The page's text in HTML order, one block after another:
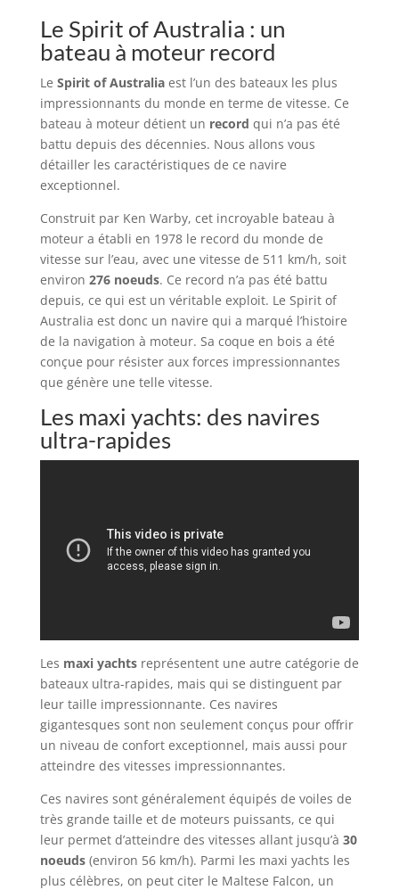
Le Spirit of Australia : un
bateau à moteur record
Le Spirit of Australiaest l’un des bateaux les plus
impressionnants du monde en terme de vitesse. Ce
bateau à moteur détient un record qui n’a pas été
battu depuis des décennies. Nous allons vous
détailler les caractéristiques de ce navire
exceptionnel.
Construit par Ken Warby, cet incroyable bateau à
moteur a établi en 1978 le record du monde de
vitesse sur l’eau, avec une vitesse de 511 km/h, soit
environ 276 noeuds. Ce record n’a pas été battu
depuis, ce qui est un véritable exploit. Le Spirit of
Australia est donc un navire qui a marqué l’histoire
de la navigation à moteur. Sa coque en bois a été
conçue pour résister aux forces impressionnantes
que génère une telle vitesse.
Les maxi yachts: des navires
ultra-rapides
Les maxi yachtsreprésentent une autre catégorie de
bateaux ultra-rapides, mais qui se distinguent par
leur taille impressionnante. Ces navires
gigantesques sont non seulement conçus pour offrir
un niveau de confort exceptionnel, mais aussi pour
atteindre des vitesses impressionnantes.
Ces navires sont généralement équipés de voiles de
très grande taille et de moteurs puissants, ce qui
leur permet d’atteindre des vitesses allant jusqu’à 30
noeuds(environ 56 km/h). Parmi les maxi yachts les
plus célèbres, on peut citer le Maltese Falcon, un